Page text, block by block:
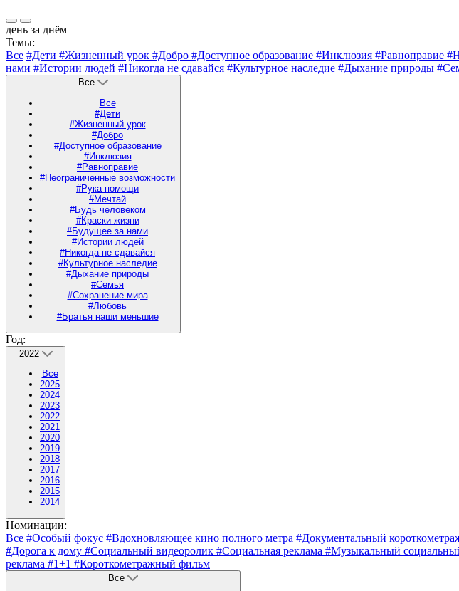
день за днём
Темы:
Все #Дети #Жизненный урок #Добро #Доступное образование #Инклюзия #Равноправие
нами #Истории людей #Никогда не сдавайся #Культурное наследие #Дыхание природы
Все
Все
#Дети
#Жизненный урок
#Добро
#Доступное образование
#Инклюзия
#Равноправие
#Неограниченные возможности
#Рука помощи
#Мечтай
#Будь человеком
#Краски жизни
#Будущее за нами
#Истории людей
#Никогда не сдавайся
#Культурное наследие
#Дыхание природы
#Семья
#Сохранение мира
#Любовь
#Братья наши меньшие
Год:
2022
Все
2025
2024
2023
2022
2021
2020
2019
2018
2017
2016
2015
2014
Номинации:
Все #Особый фокус #Вдохновляющее кино полного метра #Документальный
#Дорога к дому #Социальный видеоролик #Социальная реклама #Музыкальный
реклама #1+1 #Короткометражный фильм
Все